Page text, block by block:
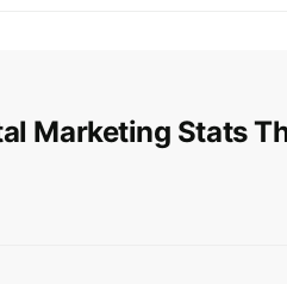
Marketing Stats